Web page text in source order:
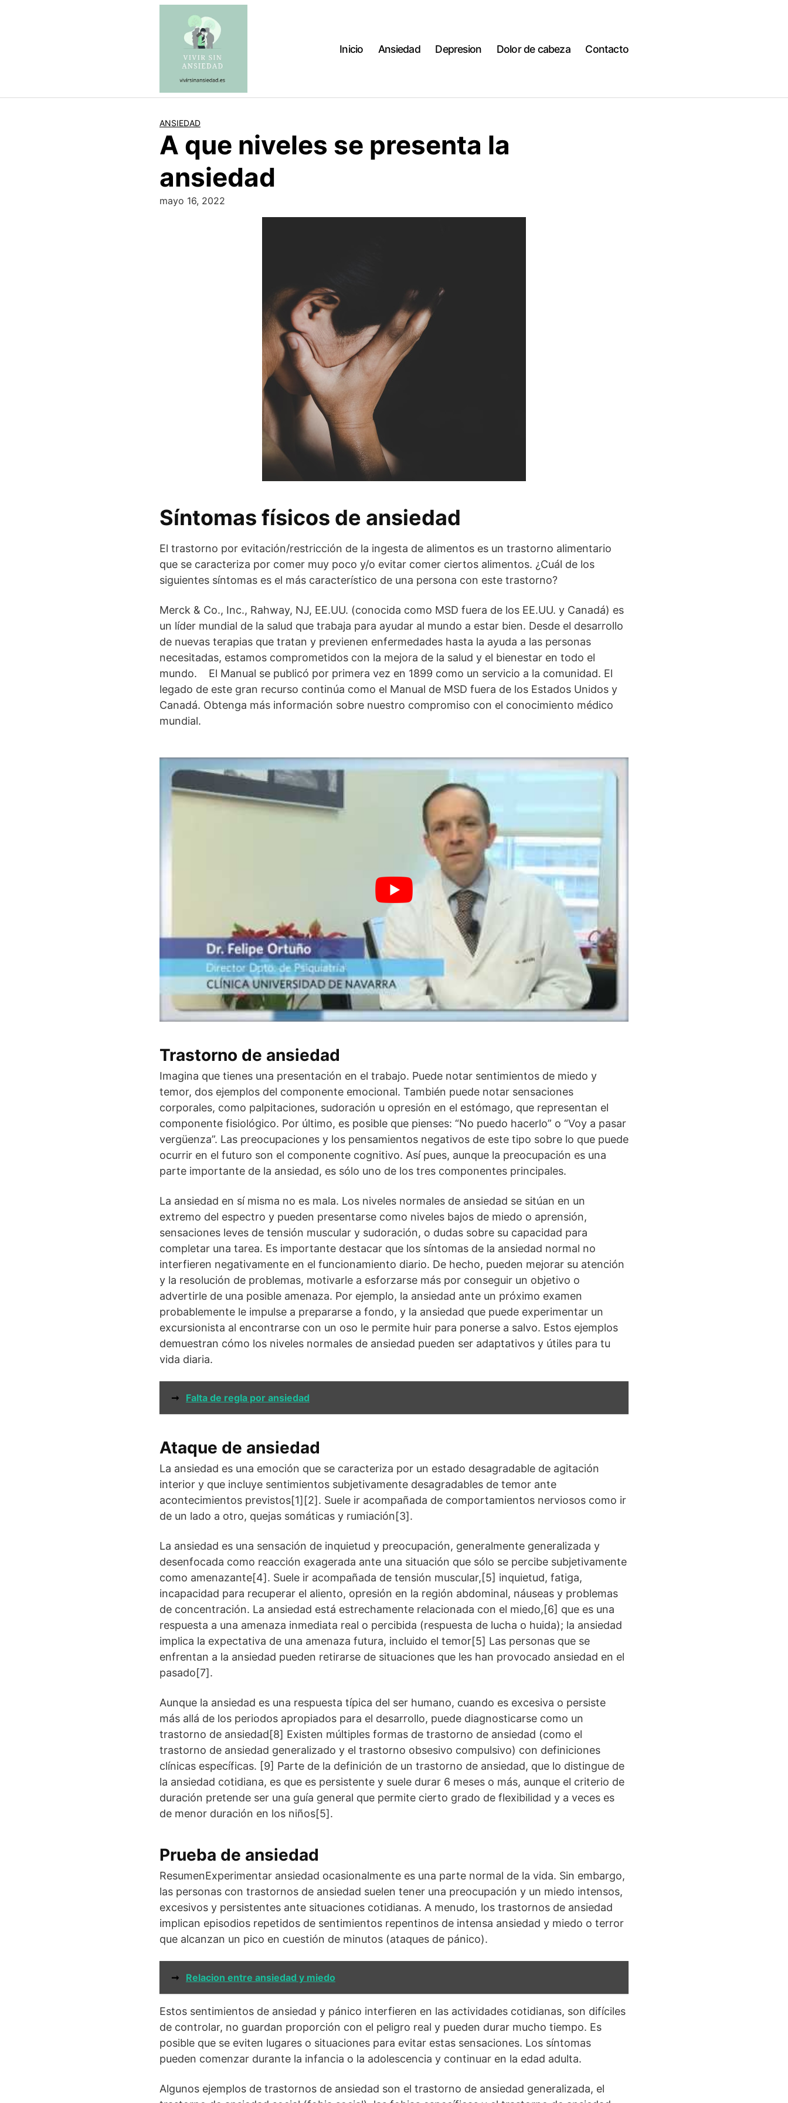
Inicio Ansiedad Depresion Dolor de cabeza Contacto
ANSIEDAD
A que niveles se presenta la
ansiedad
mayo 16, 2022
Síntomas físicos de ansiedad
El trastorno por evitación/restricción de la ingesta de alimentos es un trastorno alimentario
que se caracteriza por comer muy poco y/o evitar comer ciertos alimentos. ¿Cuál de los
siguientes síntomas es el más característico de una persona con este trastorno?
Merck & Co., Inc., Rahway, NJ, EE.UU. (conocida como MSD fuera de los EE.UU. y Canadá) es
un líder mundial de la salud que trabaja para ayudar al mundo a estar bien. Desde el desarrollo
de nuevas terapias que tratan y previenen enfermedades hasta la ayuda a las personas
necesitadas, estamos comprometidos con la mejora de la salud y el bienestar en todo el
mundo. El Manual se publicó por primera vez en 1899 como un servicio a la comunidad. El
legado de este gran recurso continúa como el Manual de MSD fuera de los Estados Unidos y
Canadá. Obtenga más información sobre nuestro compromiso con el conocimiento médico
mundial.
Trastorno de ansiedad
Imagina que tienes una presentación en el trabajo. Puede notar sentimientos de miedo y
temor, dos ejemplos del componente emocional. También puede notar sensaciones
corporales, como palpitaciones, sudoración u opresión en el estómago, que representan el
componente fisiológico. Por último, es posible que pienses: “No puedo hacerlo” o “Voy a pasar
vergüenza”. Las preocupaciones y los pensamientos negativos de este tipo sobre lo que puede
ocurrir en el futuro son el componente cognitivo. Así pues, aunque la preocupación es una
parte importante de la ansiedad, es sólo uno de los tres componentes principales.
La ansiedad en sí misma no es mala. Los niveles normales de ansiedad se sitúan en un
extremo del espectro y pueden presentarse como niveles bajos de miedo o aprensión,
sensaciones leves de tensión muscular y sudoración, o dudas sobre su capacidad para
completar una tarea. Es importante destacar que los síntomas de la ansiedad normal no
interfieren negativamente en el funcionamiento diario. De hecho, pueden mejorar su atención
y la resolución de problemas, motivarle a esforzarse más por conseguir un objetivo o
advertirle de una posible amenaza. Por ejemplo, la ansiedad ante un próximo examen
probablemente le impulse a prepararse a fondo, y la ansiedad que puede experimentar un
excursionista al encontrarse con un oso le permite huir para ponerse a salvo. Estos ejemplos
demuestran cómo los niveles normales de ansiedad pueden ser adaptativos y útiles para tu
vida diaria.
➞ Falta de regla por ansiedad
Ataque de ansiedad
La ansiedad es una emoción que se caracteriza por un estado desagradable de agitación
interior y que incluye sentimientos subjetivamente desagradables de temor ante
acontecimientos previstos[1][2]. Suele ir acompañada de comportamientos nerviosos como ir
de un lado a otro, quejas somáticas y rumiación[3].
La ansiedad es una sensación de inquietud y preocupación, generalmente generalizada y
desenfocada como reacción exagerada ante una situación que sólo se percibe subjetivamente
como amenazante[4]. Suele ir acompañada de tensión muscular,[5] inquietud, fatiga,
incapacidad para recuperar el aliento, opresión en la región abdominal, náuseas y problemas
de concentración. La ansiedad está estrechamente relacionada con el miedo,[6] que es una
respuesta a una amenaza inmediata real o percibida (respuesta de lucha o huida); la ansiedad
implica la expectativa de una amenaza futura, incluido el temor[5] Las personas que se
enfrentan a la ansiedad pueden retirarse de situaciones que les han provocado ansiedad en el
pasado[7].
Aunque la ansiedad es una respuesta típica del ser humano, cuando es excesiva o persiste
más allá de los periodos apropiados para el desarrollo, puede diagnosticarse como un
trastorno de ansiedad[8] Existen múltiples formas de trastorno de ansiedad (como el
trastorno de ansiedad generalizado y el trastorno obsesivo compulsivo) con definiciones
clínicas específicas. [9] Parte de la definición de un trastorno de ansiedad, que lo distingue de
la ansiedad cotidiana, es que es persistente y suele durar 6 meses o más, aunque el criterio de
duración pretende ser una guía general que permite cierto grado de flexibilidad y a veces es
de menor duración en los niños[5].
Prueba de ansiedad
ResumenExperimentar ansiedad ocasionalmente es una parte normal de la vida. Sin embargo,
las personas con trastornos de ansiedad suelen tener una preocupación y un miedo intensos,
excesivos y persistentes ante situaciones cotidianas. A menudo, los trastornos de ansiedad
implican episodios repetidos de sentimientos repentinos de intensa ansiedad y miedo o terror
que alcanzan un pico en cuestión de minutos (ataques de pánico).
➞ Relacion entre ansiedad y miedo
Estos sentimientos de ansiedad y pánico interfieren en las actividades cotidianas, son difíciles
de controlar, no guardan proporción con el peligro real y pueden durar mucho tiempo. Es
posible que se eviten lugares o situaciones para evitar estas sensaciones. Los síntomas
pueden comenzar durante la infancia o la adolescencia y continuar en la edad adulta.
Algunos ejemplos de trastornos de ansiedad son el trastorno de ansiedad generalizada, el